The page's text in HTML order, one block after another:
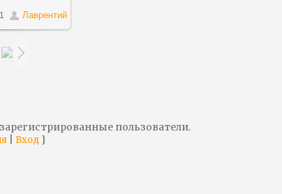
Лаврентий
пользователи.
Вход ]